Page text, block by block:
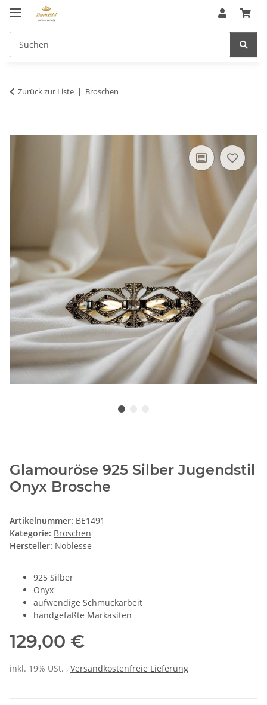
Zurück zur Liste Broschen
Glamouröse 925 Silber Jugendstil
Onyx Brosche
Artikelnummer: BE1491
Kategorie: Broschen
Hersteller: Noblesse
925 Silber
Onyx
aufwendige Schmuckarbeit
handgefaßte Markasiten
129,00 €
inkl. 19% USt. , Versandkostenfreie Lieferung